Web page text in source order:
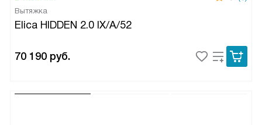
Вытяжка
Elica HIDDEN 2.0 IX/A/52
70 190 руб.